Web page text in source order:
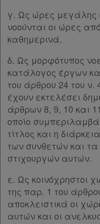
γ. Ως ώρες μεγάλης
νοούνται οι ώρες
καθημερινά.
δ. Ως μορφότυπος
κατάλογος έργων
του άρθρου 24 του ν.
έχουν εκτελέσει
άρθρων 8, 9, 10 και
οποίο
τίτλος και η
των συνθετών και
στιχουργών αυτών.
ε. Ως κοινόχρηστοι
της παρ. 1 του
αποκλειστικά οι
αυτών και οι